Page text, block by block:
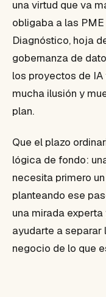
una virtud que va
obligaba a las
Diagnóstico, hoja
gobernanza de
los proyectos de
mucha ilusión y
plan.
Que el plazo
lógica de fondo:
necesita primero
planteando ese
una mirada
ayudarte a separar
negocio de lo que